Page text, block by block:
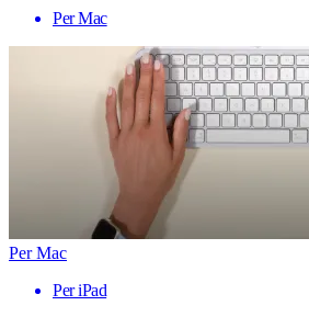
Per Mac
Per Mac
Per iPad